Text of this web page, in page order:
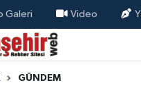
Galeri Video
GÜNDEM